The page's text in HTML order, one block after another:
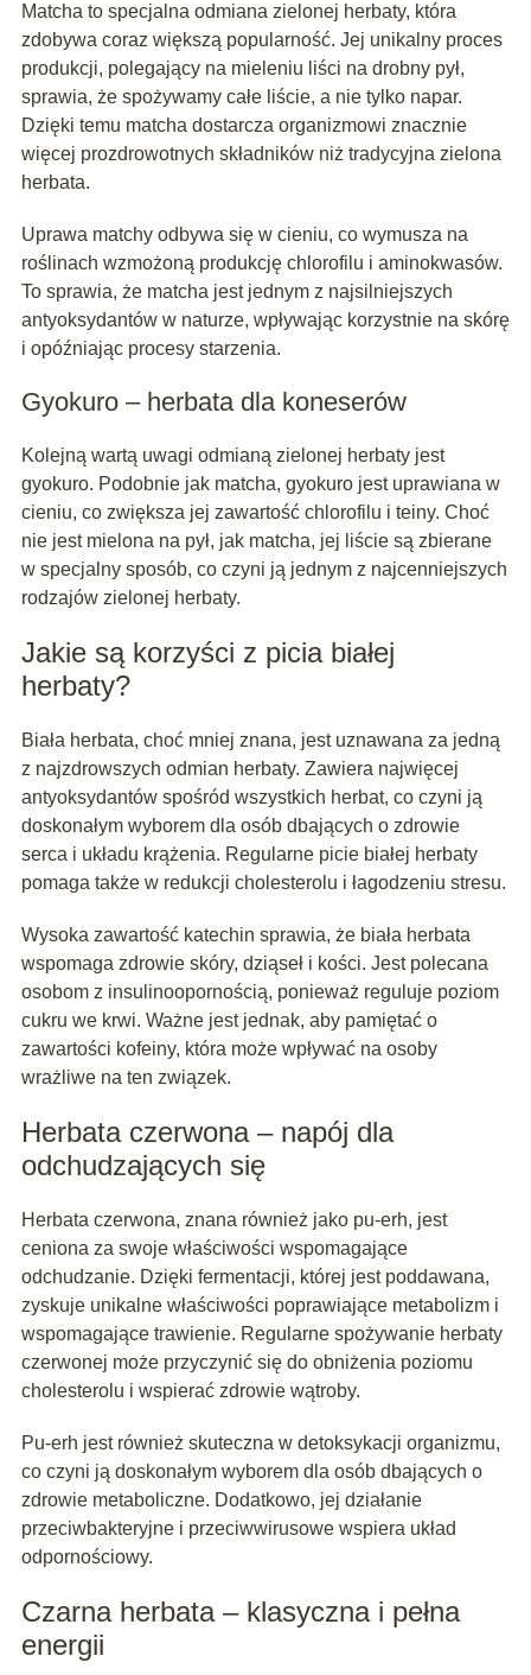
Matcha to specjalna odmiana zielonej herbaty, która
zdobywa coraz większą popularność. Jej unikalny proces
produkcji, polegający na mieleniu liści na drobny pył,
sprawia, że spożywamy całe liście, a nie tylko napar.
Dzięki temu matcha dostarcza organizmowi znacznie
więcej prozdrowotnych składników niż tradycyjna zielona
herbata.
Uprawa matchy odbywa się w cieniu, co wymusza na
roślinach wzmożoną produkcję chlorofilu i aminokwasów.
To sprawia, że matcha jest jednym z najsilniejszych
antyoksydantów w naturze, wpływając korzystnie na skórę
i opóźniając procesy starzenia.
Gyokuro – herbata dla koneserów
Kolejną wartą uwagi odmianą zielonej herbaty jest
gyokuro. Podobnie jak matcha, gyokuro jest uprawiana w
cieniu, co zwiększa jej zawartość chlorofilu i teiny. Choć
nie jest mielona na pył, jak matcha, jej liście są zbierane
w specjalny sposób, co czyni ją jednym z najcenniejszych
rodzajów zielonej herbaty.
Jakie są korzyści z picia białej
herbaty?
Biała herbata, choć mniej znana, jest uznawana za jedną
z najzdrowszych odmian herbaty. Zawiera najwięcej
antyoksydantów spośród wszystkich herbat, co czyni ją
doskonałym wyborem dla osób dbających o zdrowie
serca i układu krążenia. Regularne picie białej herbaty
pomaga także w redukcji cholesterolu i łagodzeniu stresu.
Wysoka zawartość katechin sprawia, że biała herbata
wspomaga zdrowie skóry, dziąseł i kości. Jest polecana
osobom z insulinoopornością, ponieważ reguluje poziom
cukru we krwi. Ważne jest jednak, aby pamiętać o
zawartości kofeiny, która może wpływać na osoby
wrażliwe na ten związek.
Herbata czerwona – napój dla
odchudzających się
Herbata czerwona, znana również jako pu-erh, jest
ceniona za swoje właściwości wspomagające
odchudzanie. Dzięki fermentacji, której jest poddawana,
zyskuje unikalne właściwości poprawiające metabolizm i
wspomagające trawienie. Regularne spożywanie herbaty
czerwonej może przyczynić się do obniżenia poziomu
cholesterolu i wspierać zdrowie wątroby.
Pu-erh jest również skuteczna w detoksykacji organizmu,
co czyni ją doskonałym wyborem dla osób dbających o
zdrowie metaboliczne. Dodatkowo, jej działanie
przeciwbakteryjne i przeciwwirusowe wspiera układ
odpornościowy.
Czarna herbata – klasyczna i pełna
energii